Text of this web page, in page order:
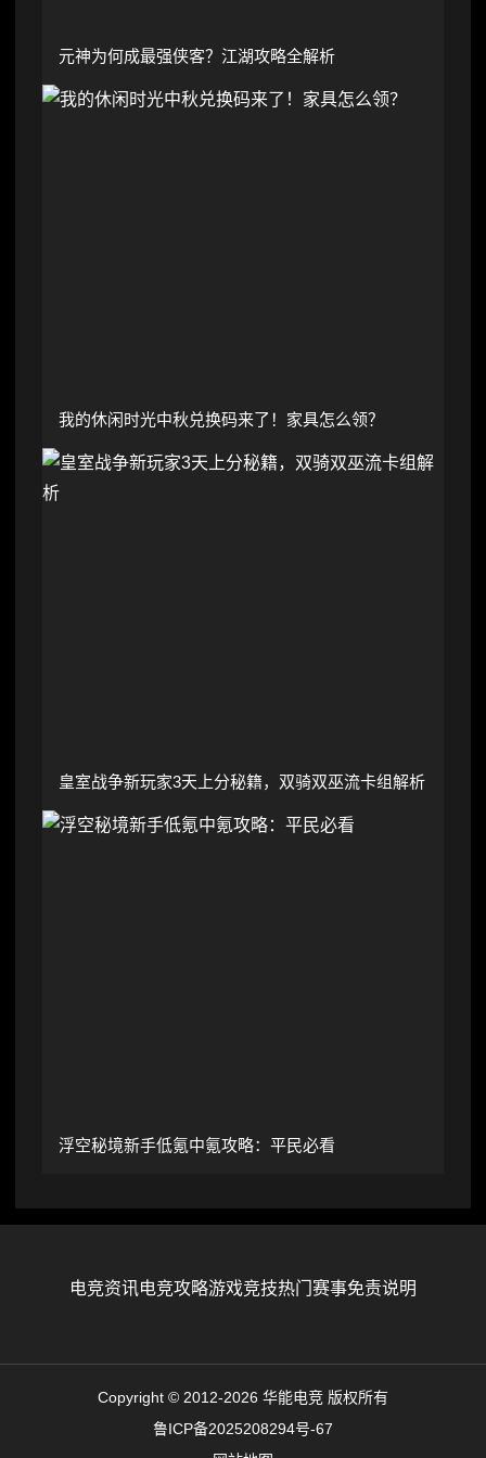
元神为何成最强侠客？江湖攻略全解析
我的休闲时光中秋兑换码来了！家具怎么领？
皇室战争新玩家3天上分秘籍，双骑双巫流卡组解析
浮空秘境新手低氪中氪攻略：平民必看
电竞资讯电竞攻略游戏竞技热门赛事免责说明
Copyright © 2012-2026 华能电竞 版权所有
鲁ICP备2025208294号-67